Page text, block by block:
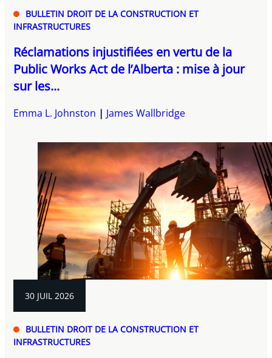
BULLETIN DROIT DE LA CONSTRUCTION ET
INFRASTRUCTURES
Réclamations injustifiées en vertu de la
Public Works Act de l’Alberta : mise à jour
sur les...
Emma L. Johnston James Wallbridge
30 JUIL 2026
BULLETIN DROIT DE LA CONSTRUCTION ET
INFRASTRUCTURES